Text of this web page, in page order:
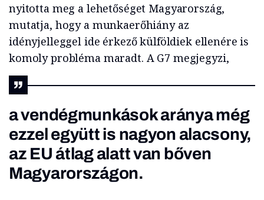
nyitotta meg a lehetőséget Magyarország,
mutatja, hogy a munkaerőhiány az
idényjelleggel ide érkező külföldiek ellenére is
komoly probléma maradt. A G7 megjegyzi,
a vendégmunkások aránya még
ezzel együtt is nagyon alacsony,
az EU átlag alatt van bőven
Magyarországon.